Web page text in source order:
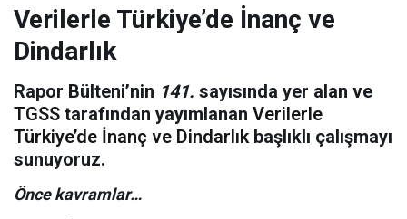
Verilerle Türkiye’de İnanç ve
Dindarlık
Rapor Bülteni’nin 141. sayısında yer alan ve
TGSS tarafından yayımlanan Verilerle
Türkiye’de İnanç ve Dindarlık başlıklı çalışmayı
sunuyoruz.
Önce kavramlar…